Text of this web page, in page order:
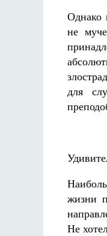
Однако
не
для
жизни
Не